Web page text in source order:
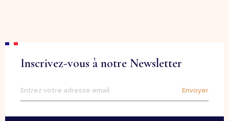
Inscrivez-vous à notre Newsletter
Envoyer